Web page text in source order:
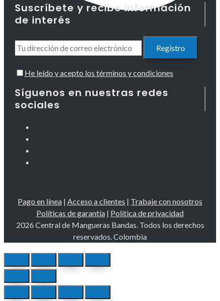
Suscríbete y recibe información
de interés
He leído y acepto los términos y condiciones
Síguenos en nuestras redes
sociales
Pago en línea | Acceso a clientes | Trabaje con nosotros
Políticas de garantía | Política de privacidad
2026 Central de Mangueras Bandas. Todos los derechos
reservados. Colombia